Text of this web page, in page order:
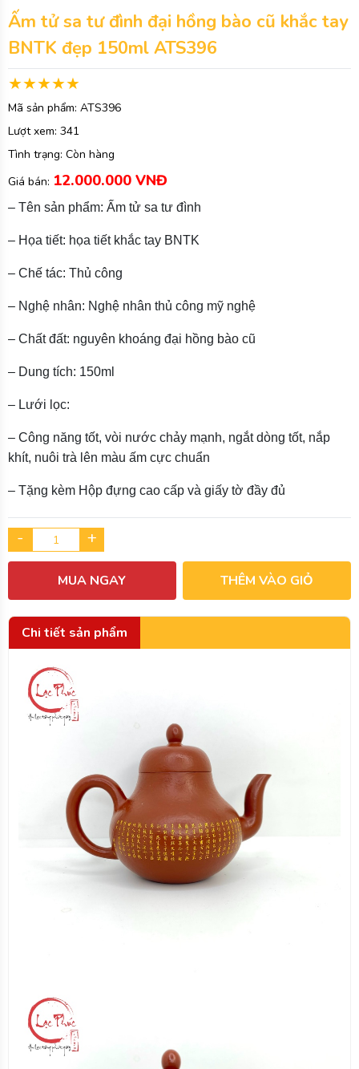
Ấm tử sa tư đình đại hồng bào cũ khắc tay
BNTK đẹp 150ml ATS396
Mã sản phẩm: ATS396
Lượt xem: 341
Tình trạng: Còn hàng
Giá bán: 12.000.000 VNĐ
– Tên sản phẩm: Ấm tử sa tư đình
– Họa tiết: họa tiết khắc tay BNTK
– Chế tác: Thủ công
– Nghệ nhân: Nghệ nhân thủ công mỹ nghệ
– Chất đất: nguyên khoáng đại hồng bào cũ
– Dung tích: 150ml
– Lưới lọc:
– Công năng tốt, vòi nước chảy mạnh, ngắt dòng tốt, nắp
khít, nuôi trà lên màu ấm cực chuẩn
– Tặng kèm Hộp đựng cao cấp và giấy tờ đầy đủ
- +
MUA NGAY THÊM VÀO GIỎ
Chi tiết sản phẩm